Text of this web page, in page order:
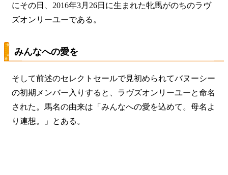
にその日、2016年3月26日に生まれた牝馬がのちのラヴ
ズオンリーユーである。
みんなへの愛を
そして前述のセレクトセールで見初められてバヌーシー
の初期メンバー入りすると、ラヴズオンリーユーと命名
された。馬名の由来は「みんなへの愛を込めて。母名よ
り連想。」とある。